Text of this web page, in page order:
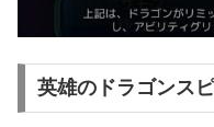
英雄のドラゴンス